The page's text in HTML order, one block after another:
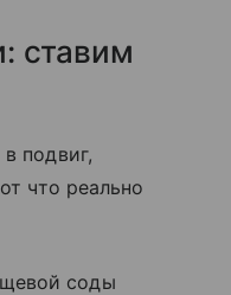
ставим
подвиг,
что реально
соды